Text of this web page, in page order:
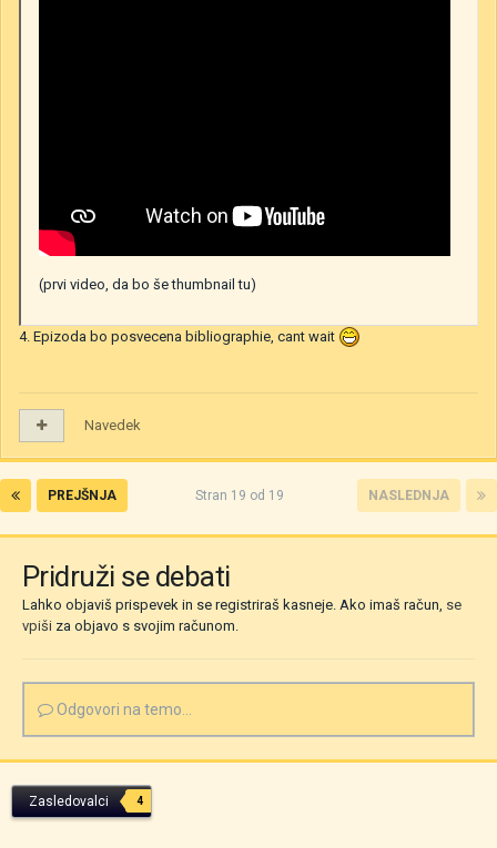
(prvi video, da bo še thumbnail tu)
4. Epizoda bo posvecena bibliographie, cant wait
Navedek
PREJŠNJA NASLEDNJA
Stran 19 od 19
Pridruži se debati
Lahko objaviš prispevek in se registriraš kasneje. Ako imaš račun, se
vpiši za objavo s svojim računom.
Odgovori na temo...
Zasledovalci 4